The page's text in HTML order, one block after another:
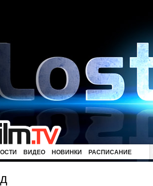
ВИДЕО НОВИНКИ РАСПИСАНИЕ